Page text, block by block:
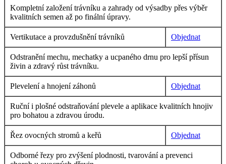
Kompletní založení trávníku a zahrady od výsadby přes výběr
kvalitních semen až po finální úpravy.
Vertikutace a provzdušnění trávníků Objednat
Odstranění mechu, mechatky a ucpaného drnu pro lepší přísun
živin a zdravý růst trávníku.
Plevelení a hnojení záhonů Objednat
Ruční i plošné odstraňování plevele a aplikace kvalitních hnojiv
pro bohatou a zdravou úrodu.
Řez ovocných stromů a keřů Objednat
Odborné řezy pro zvýšení plodnosti, tvarování a prevenci